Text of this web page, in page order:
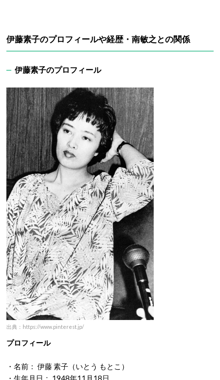
伊藤素子のプロフィールや経歴・南敏之との関係
伊藤素子のプロフィール
出典：https://www.pinterest.jp/
プロフィール
・名前： 伊藤 素子（いとう もとこ）
・生年月日： 1948年11月18日